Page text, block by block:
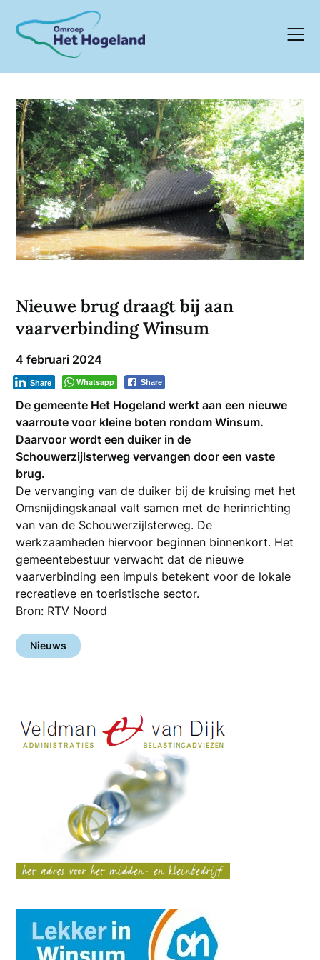
content
Nieuwe brug draagt bij aan
vaarverbinding Winsum
4 februari 2024
Whatsapp Share
Share
De gemeente Het Hogeland werkt aan een nieuwe
vaarroute voor kleine boten rondom Winsum.
Daarvoor wordt een duiker in de
Schouwerzijlsterweg vervangen door een vaste
brug.
De vervanging van de duiker bij de kruising met het
Omsnijdingskanaal valt samen met de herinrichting
van van de Schouwerzijlsterweg. De
werkzaamheden hiervoor beginnen binnenkort. Het
gemeentebestuur verwacht dat de nieuwe
vaarverbinding een impuls betekent voor de lokale
recreatieve en toeristische sector.
Bron: RTV Noord
Nieuws